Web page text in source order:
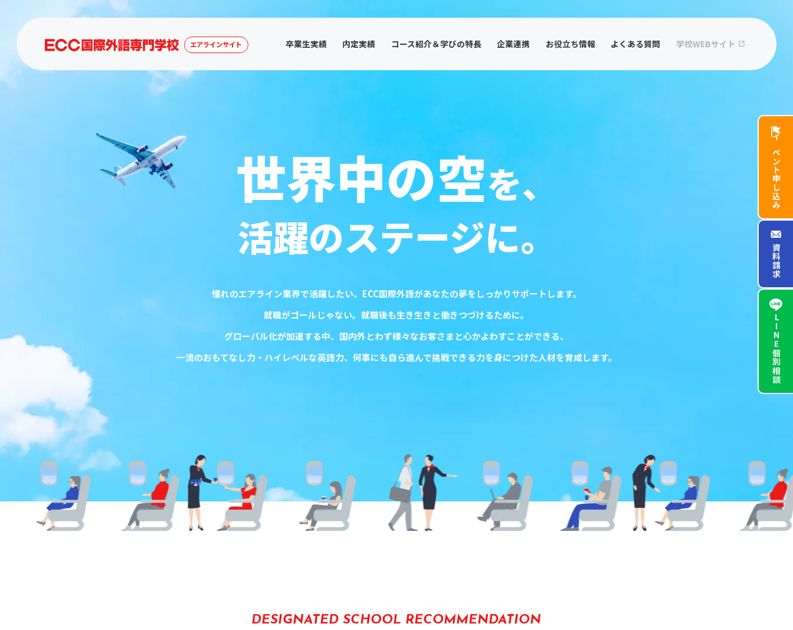
エアラインサイト 卒業生実績 内定実績 コース紹介＆学びの特長 企業連携 お役立ち情報 よくある質問 学校WEBサイト
イベント
申し込み
資料請求
LINE
個別相談
世界中の空を、
活躍のステージに。
憧れのエアライン業界で活躍したい、 ECC国際外語があなたの夢をしっかりサポートします。
就職がゴールじゃない。 就職後も生き生きと働きつづけるために。
グローバル化が加速する中、 国内外とわず様々なお客さまと心かよわすことができる、
一流のおもてなし力・ハイレベルな英語力、 何事にも自ら進んで挑戦できる力を身につけた人材を育成します。
DESIGNATED SCHOOL RECOMMENDATION